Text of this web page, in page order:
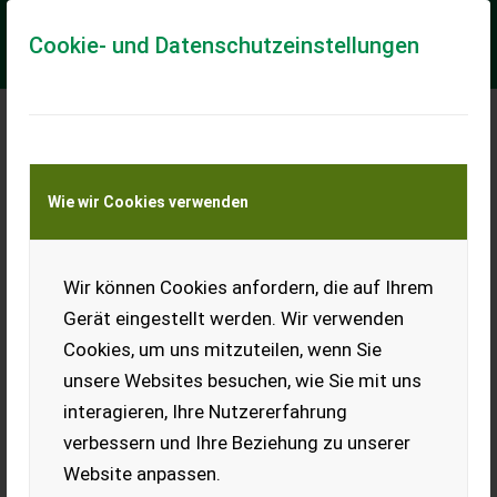
Cookie- und Datenschutzeinstellungen
Wie wir Cookies verwenden
Wir können Cookies anfordern, die auf Ihrem
Gerät eingestellt werden. Wir verwenden
Cookies, um uns mitzuteilen, wenn Sie
unsere Websites besuchen, wie Sie mit uns
interagieren, Ihre Nutzererfahrung
verbessern und Ihre Beziehung zu unserer
Website anpassen.
Meine Transportkostenanfrage
Transport von Land- und Baumaschinen –
KEINE Tiertransporte
Orsi EVO Plus 220 (20836)
**Produktbeschreibung Orsi Evo Plus 220** Ich freue mich,
Ihnen im Maschinenzentrum St. Martin den Orsi Evo Plus 220,
Baujahr 2024, ausführlich vo...
EUR 5.500 inkl. 20 % MwSt.